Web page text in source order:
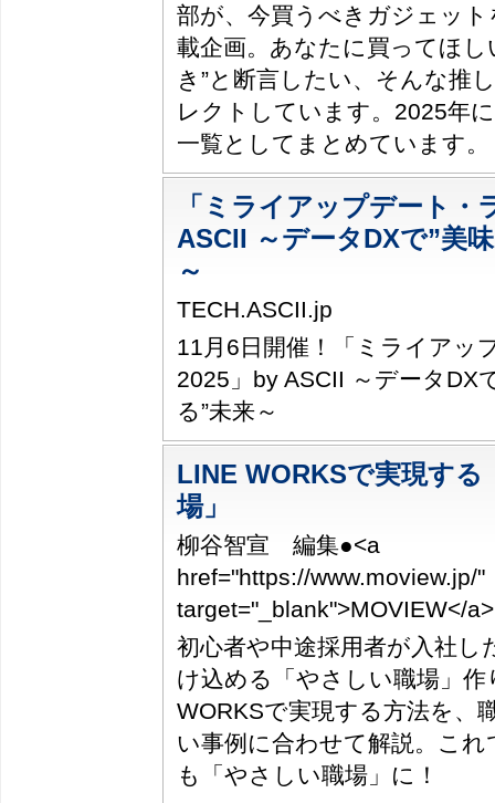
部が、今買うべきガジェッ
載企画。あなたに買ってほし
き”と断言したい、そんな推
レクトしています。2025年
一覧としてまとめています。
「ミライアップデート・
ASCII ～データDXで”美
～
TECH.ASCII.jp
11月6日開催！「ミライアッ
2025」by ASCII ～データDX
る”未来～
LINE WORKSで実現する
場」
柳谷智宣 編集●<a
href="https://www.moview.jp/"
target="_blank">MOVIEW</
初心者や中途採用者が入社し
け込める「やさしい職場」作
WORKSで実現する方法を、
い事例に合わせて解説。こ
も「やさしい職場」に！